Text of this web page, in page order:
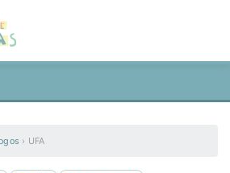
› UFA